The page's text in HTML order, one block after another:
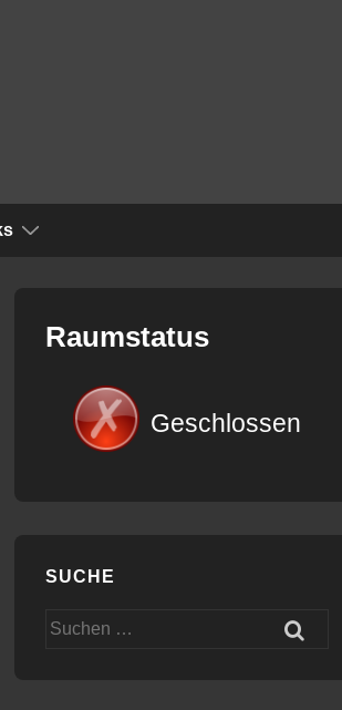
Raumstatus
Geschlossen
SUCHE
Suchen